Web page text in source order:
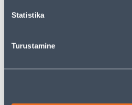
Statistika
Turustamine